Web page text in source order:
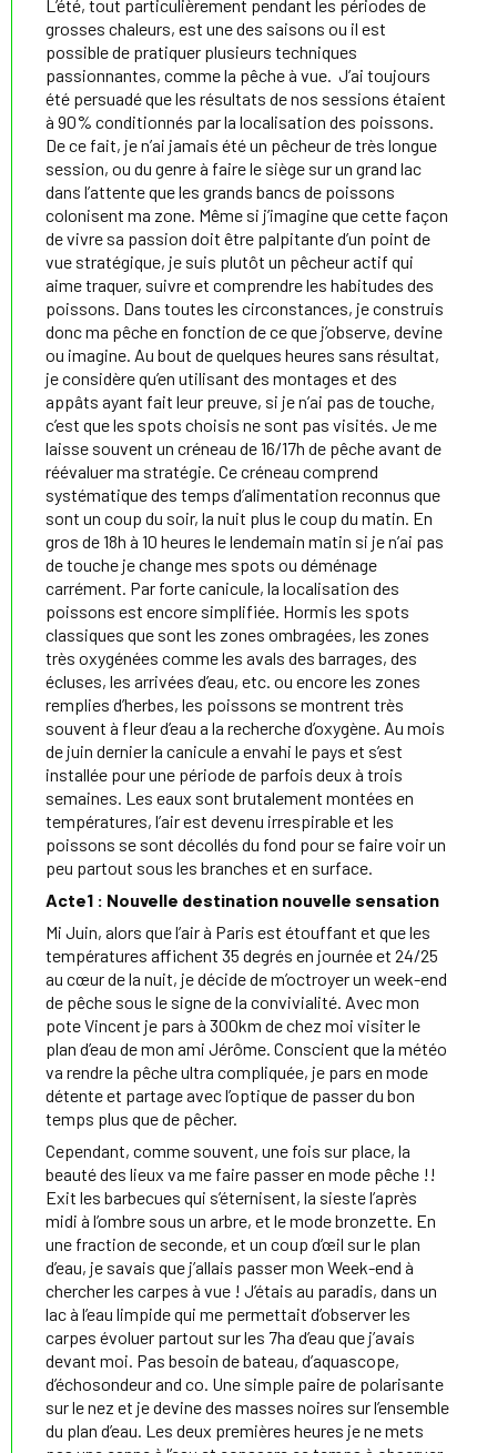
L’été, tout particulièrement pendant les périodes de
grosses chaleurs, est une des saisons ou il est
possible de pratiquer plusieurs techniques
passionnantes, comme la pêche à vue. J’ai toujours
été persuadé que les résultats de nos sessions étaient
à 90% conditionnés par la localisation des poissons.
De ce fait, je n’ai jamais été un pêcheur de très longue
session, ou du genre à faire le siège sur un grand lac
dans l’attente que les grands bancs de poissons
colonisent ma zone. Même si j’imagine que cette façon
de vivre sa passion doit être palpitante d’un point de
vue stratégique, je suis plutôt un pêcheur actif qui
aime traquer, suivre et comprendre les habitudes des
poissons. Dans toutes les circonstances, je construis
donc ma pêche en fonction de ce que j’observe, devine
ou imagine. Au bout de quelques heures sans résultat,
je considère qu’en utilisant des montages et des
appâts ayant fait leur preuve, si je n’ai pas de touche,
c’est que les spots choisis ne sont pas visités. Je me
laisse souvent un créneau de 16/17h de pêche avant de
réévaluer ma stratégie. Ce créneau comprend
systématique des temps d’alimentation reconnus que
sont un coup du soir, la nuit plus le coup du matin. En
gros de 18h à 10 heures le lendemain matin si je n’ai pas
de touche je change mes spots ou déménage
carrément. Par forte canicule, la localisation des
poissons est encore simplifiée. Hormis les spots
classiques que sont les zones ombragées, les zones
très oxygénées comme les avals des barrages, des
écluses, les arrivées d’eau, etc. ou encore les zones
remplies d’herbes, les poissons se montrent très
souvent à fleur d’eau a la recherche d’oxygène. Au mois
de juin dernier la canicule a envahi le pays et s’est
installée pour une période de parfois deux à trois
semaines. Les eaux sont brutalement montées en
températures, l’air est devenu irrespirable et les
poissons se sont décollés du fond pour se faire voir un
peu partout sous les branches et en surface.
Acte1 : Nouvelle destination nouvelle sensation
Mi Juin, alors que l’air à Paris est étouffant et que les
températures affichent 35 degrés en journée et 24/25
au cœur de la nuit, je décide de m’octroyer un week-end
de pêche sous le signe de la convivialité. Avec mon
pote Vincent je pars à 300km de chez moi visiter le
plan d’eau de mon ami Jérôme. Conscient que la météo
va rendre la pêche ultra compliquée, je pars en mode
détente et partage avec l’optique de passer du bon
temps plus que de pêcher.
Cependant, comme souvent, une fois sur place, la
beauté des lieux va me faire passer en mode pêche !!
Exit les barbecues qui s’éternisent, la sieste l’après
midi à l’ombre sous un arbre, et le mode bronzette. En
une fraction de seconde, et un coup d’œil sur le plan
d’eau, je savais que j’allais passer mon Week-end à
chercher les carpes à vue ! J’étais au paradis, dans un
lac à l’eau limpide qui me permettait d’observer les
carpes évoluer partout sur les 7ha d’eau que j’avais
devant moi. Pas besoin de bateau, d’aquascope,
d’échosondeur and co. Une simple paire de polarisante
sur le nez et je devine des masses noires sur l’ensemble
du plan d’eau. Les deux premières heures je ne mets